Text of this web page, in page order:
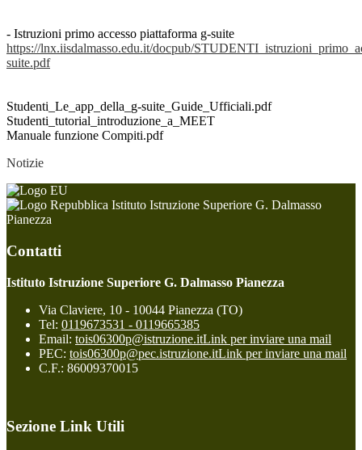
- Istruzioni primo accesso piattaforma g-suite
https://lnx.iisdalmasso.edu.it/docpub/
suite.pdf
Studenti_Le_app_della_g-suite_Guide_Ufficiali.pdf
Studenti_tutorial_introduzione_a_MEET
Manuale funzione Compiti.pdf
Notizie
Istituto Istruzione Superiore G. Dalmasso
Pianezza
Contatti
Istituto Istruzione Superiore G. Dalmasso Pianezza
Via Claviere, 10 - 10044 Pianezza (TO)
Tel: 0119673531 - 0119665385
Email: tois06300p@istruzione.itLink per inviare una mail
PEC: tois06300p@pec.istruzione.itLink per inviare una mail
C.F.: 86009370015
Sezione Link Utili